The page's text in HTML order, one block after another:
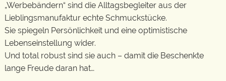
„Werbebändern“ sind die Alltagsbegleiter aus der
Lieblingsmanufaktur echte Schmuckstücke.
Sie spiegeln Persönlichkeit und eine optimistische
Lebenseinstellung wider.
Und total robust sind sie auch – damit die Beschenkte
lange Freude daran hat…